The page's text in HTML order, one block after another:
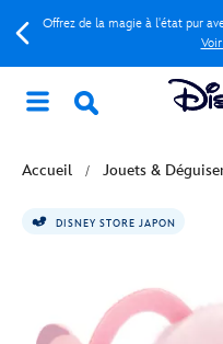
Offrez de la magie à l'état pur
Accueil Jouets &
DISNEY STORE JAPON